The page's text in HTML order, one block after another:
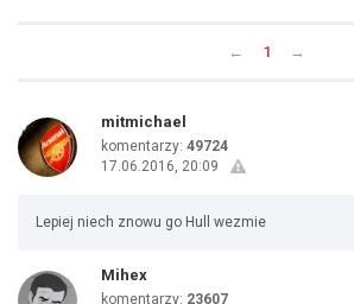
← 1 →
mitmichael
komentarzy: 49724
17.06.2016, 20:09
Lepiej niech znowu go Hull wezmie
Mihex
komentarzy: 23607